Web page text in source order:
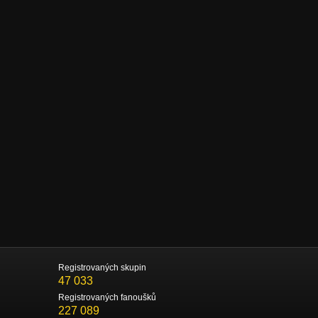
Registrovaných skupin
47 033
Registrovaných fanoušků
227 089